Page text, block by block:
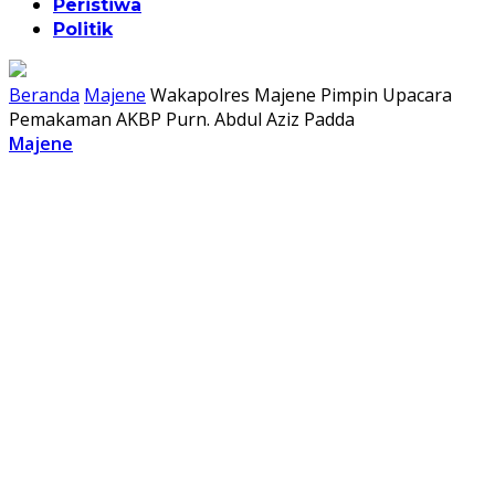
Peristiwa
Politik
Beranda Majene Wakapolres Majene Pimpin Upacara
Pemakaman AKBP Purn. Abdul Aziz Padda
Majene